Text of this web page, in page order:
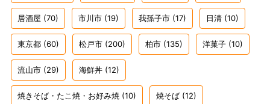
居酒屋 (70) 市川市 (19) 我孫子市 (17) 日清 (10)
東京都 (60) 松戸市 (200) 柏市 (135) 洋菓子 (10)
流山市 (29) 海鮮丼 (12)
焼きそば・たこ焼・お好み焼 (10) 焼そば (12)